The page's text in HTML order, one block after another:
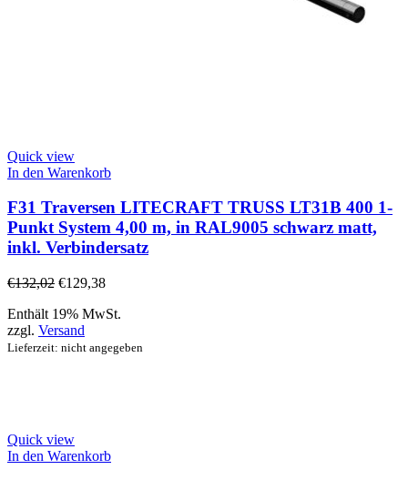
Quick view
In den Warenkorb
F31 Traversen LITECRAFT TRUSS LT31B 400 1-
Punkt System 4,00 m, in RAL9005 schwarz matt,
inkl. Verbindersatz
€132,02 €129,38
Enthält 19% MwSt.
zzgl. Versand
Lieferzeit: nicht angegeben
Quick view
In den Warenkorb